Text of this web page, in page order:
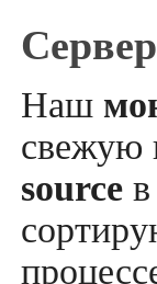
Наш
свежую
source